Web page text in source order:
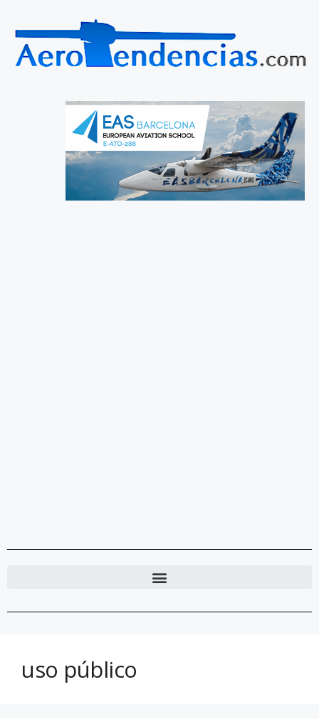
uso público